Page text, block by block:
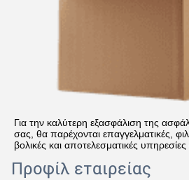
Για την καλύτερη εξασφάλιση της
σας, θα παρέχονται επαγγελματικές,
βολικές και αποτελεσματικές
Προφίλ εταιρείας